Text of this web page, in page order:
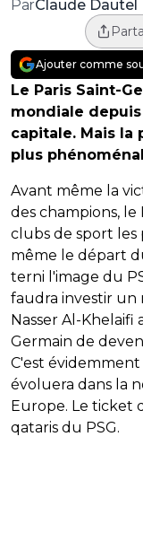
ParClaude Dautel
Ajouter comme
Le Paris Saint-
mondiale
capitale. Mais la
plus
Avant même la
des champions, le
clubs de sport
même le départ
terni l'image du
faudra investir un
Nasser Al-
Germain de
C'est
évoluera dans la
Europe. Le ticket
qataris du PSG.